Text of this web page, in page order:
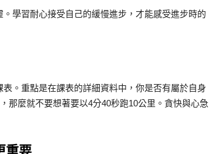
學習耐心接受自己的緩慢進步，才能感受進步時的
。重點是在課表的詳細資料中，你是否有屬於自身
那麼就不要想著要以4分40秒跑10公里。貪快與心急
重要